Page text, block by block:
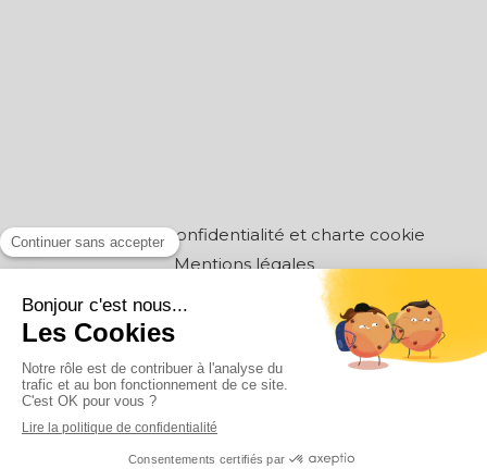
Politique de confidentialité et charte cookie
Mentions légales
Conditions Générales Utilisation
Charte déontologique
Annuaires chirurgiens dentistes